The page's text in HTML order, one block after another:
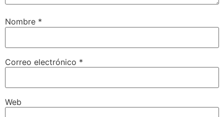
Nombre *
Correo electrónico *
Web